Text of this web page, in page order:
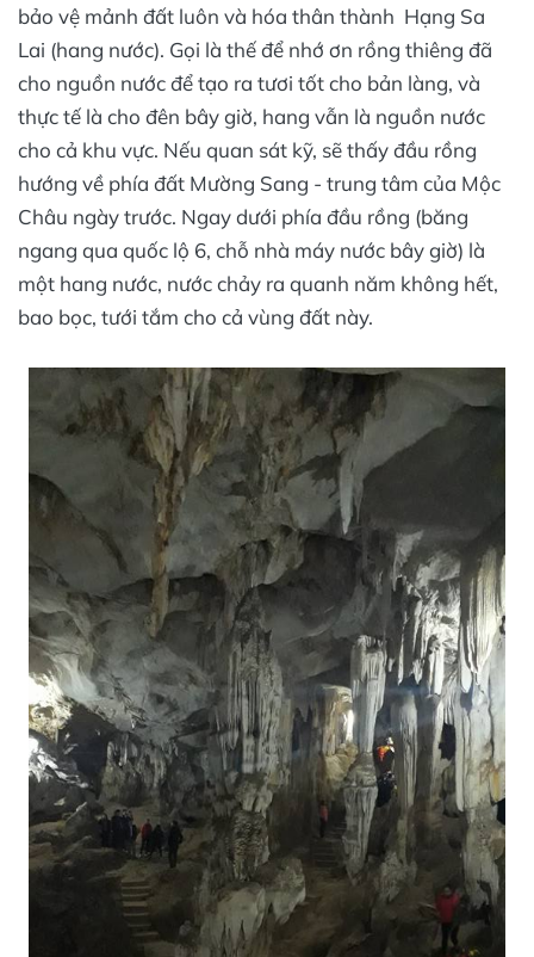
bảo vệ mảnh đất luôn và hóa thân thành Hạng Sa
Lai (hang nước). Gọi là thế để nhớ ơn rồng thiêng đã
cho nguồn nước để tạo ra tươi tốt cho bản làng, và
thực tế là cho đên bây giờ, hang vẫn là nguồn nước
cho cả khu vực. Nếu quan sát kỹ, sẽ thấy đầu rồng
hướng về phía đất Mường Sang - trung tâm của Mộc
Châu ngày trước. Ngay dưới phía đầu rồng (băng
ngang qua quốc lộ 6, chỗ nhà máy nước bây giờ) là
một hang nước, nước chảy ra quanh năm không hết,
bao bọc, tưới tắm cho cả vùng đất này.